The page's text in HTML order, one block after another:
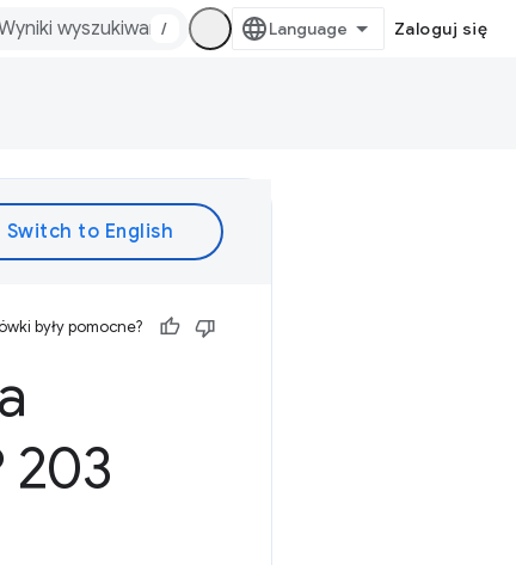
/ Zaloguj się
były pomocne?
203